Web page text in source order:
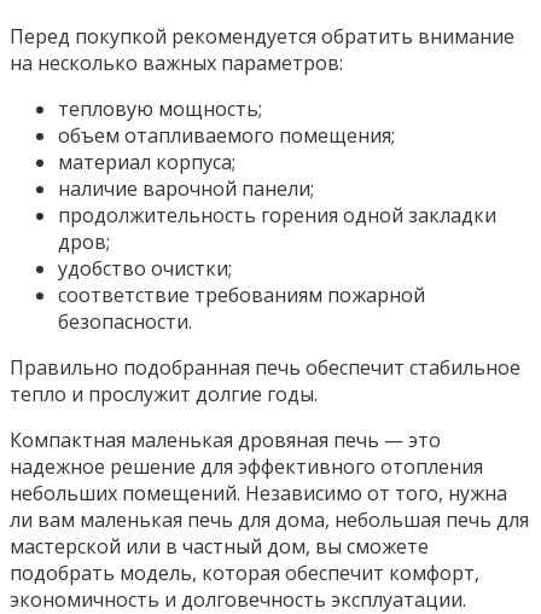
Перед покупкой рекомендуется обратить внимание
на несколько важных параметров:
тепловую мощность;
объем отапливаемого помещения;
материал корпуса;
наличие варочной панели;
продолжительность горения одной закладки
дров;
удобство очистки;
соответствие требованиям пожарной
безопасности.
Правильно подобранная печь обеспечит стабильное
тепло и прослужит долгие годы.
Компактная маленькая дровяная печь — это
надежное решение для эффективного отопления
небольших помещений. Независимо от того, нужна
ли вам маленькая печь для дома, небольшая печь для
мастерской или в частный дом, вы сможете
подобрать модель, которая обеспечит комфорт,
экономичность и долговечность эксплуатации.